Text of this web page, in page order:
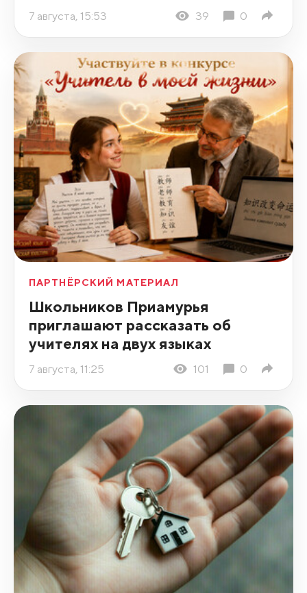
7 августа, 15:53 39 0
ПАРТНЁРСКИЙ МАТЕРИАЛ
Школьников Приамурья
приглашают рассказать об
учителях на двух языках
7 августа, 11:25 101 0